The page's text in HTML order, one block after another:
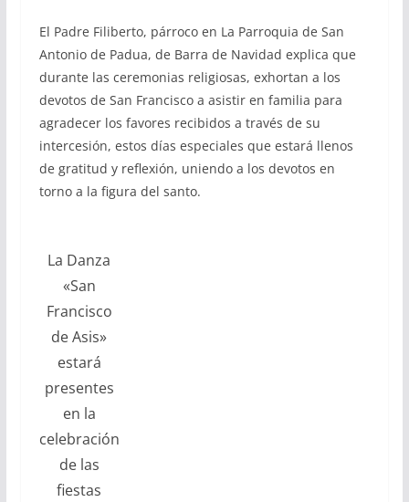
El Padre Filiberto, párroco en La Parroquia de San
Antonio de Padua, de Barra de Navidad explica que
durante las ceremonias religiosas, exhortan a los
devotos de San Francisco a asistir en familia para
agradecer los favores recibidos a través de su
intercesión, estos días especiales que estará llenos
de gratitud y reflexión, uniendo a los devotos en
torno a la figura del santo.
La Danza
«San
Francisco
de Asis»
estará
presentes
en la
celebración
de las
fiestas